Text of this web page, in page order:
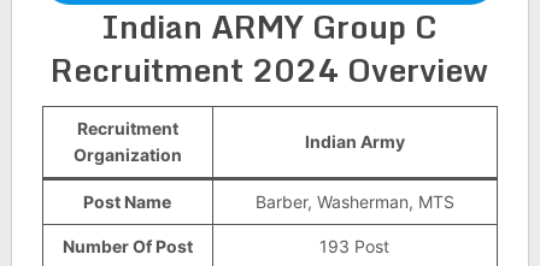
Indian ARMY Group C
Recruitment 2024 Overview
Recruitment
Organization
Indian Army
Post Name Barber, Washerman, MTS
Number Of Post 193 Post